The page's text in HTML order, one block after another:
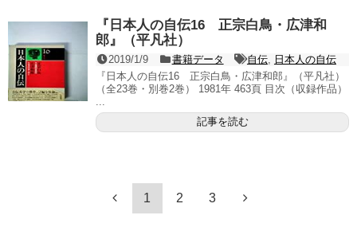
『日本人の自伝16 正宗白鳥・広津和
郎』（平凡社）
2019/1/9 書籍データ 自伝, 日本人の自伝
『日本人の自伝16 正宗白鳥・広津和郎』（平凡社）
（全23巻・別巻2巻） 1981年 463頁 目次（収録作品）
...
記事を読む
1 2 3